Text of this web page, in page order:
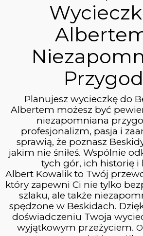
Planujesz wycieczkę do
Albertem możesz być
niezapomniana
profesjonalizm, pasja i
sprawią, że poznasz
jakim nie śniłeś. Wspólnie
tych gór, ich historię i
Albert Kowalik to Twój
który zapewni Ci nie tylko
szlaku, ale także
spędzone w Beskidach.
doświadczeniu Twoja
wyjątkowym przeżyciem.